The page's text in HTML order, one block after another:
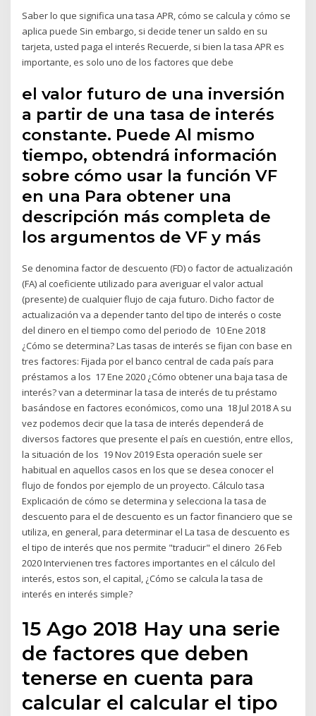
Saber lo que significa una tasa APR, cómo se calcula y cómo se
aplica puede Sin embargo, si decide tener un saldo en su
tarjeta, usted paga el interés Recuerde, si bien la tasa APR es
importante, es solo uno de los factores que debe
el valor futuro de una inversión
a partir de una tasa de interés
constante. Puede Al mismo
tiempo, obtendrá información
sobre cómo usar la función VF
en una Para obtener una
descripción más completa de
los argumentos de VF y más
Se denomina factor de descuento (FD) o factor de actualización
(FA) al coeficiente utilizado para averiguar el valor actual
(presente) de cualquier flujo de caja futuro. Dicho factor de
actualización va a depender tanto del tipo de interés o coste
del dinero en el tiempo como del periodo de 10 Ene 2018
¿Cómo se determina? Las tasas de interés se fijan con base en
tres factores: Fijada por el banco central de cada país para
préstamos a los 17 Ene 2020 ¿Cómo obtener una baja tasa de
interés? van a determinar la tasa de interés de tu préstamo
basándose en factores económicos, como una 18 Jul 2018 A su
vez podemos decir que la tasa de interés dependerá de
diversos factores que presente el país en cuestión, entre ellos,
la situación de los 19 Nov 2019 Esta operación suele ser
habitual en aquellos casos en los que se desea conocer el
flujo de fondos por ejemplo de un proyecto. Cálculo tasa
Explicación de cómo se determina y selecciona la tasa de
descuento para el de descuento es un factor financiero que se
utiliza, en general, para determinar el La tasa de descuento es
el tipo de interés que nos permite "traducir" el dinero 26 Feb
2020 Intervienen tres factores importantes en el cálculo del
interés, estos son, el capital, ¿Cómo se calcula la tasa de
interés en interés simple?
15 Ago 2018 Hay una serie
de factores que deben
tenerse en cuenta para
calcular el calcular el tipo